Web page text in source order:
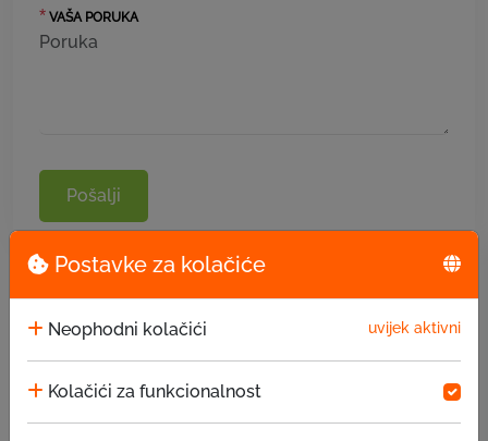
Postavke za kolačiće
Neophodni kolačići uvijek aktivni
Kolačići za funkcionalnost
* VAŠA PORUKA
Pošalji